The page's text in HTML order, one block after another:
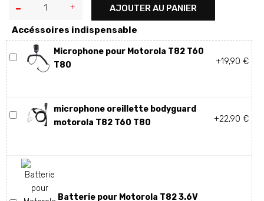
AJOUTER AU PANIER
Accéssoires indispensable
Microphone pour Motorola T82 T60
T80
+19,90 €
microphone oreillette bodyguard
motorola T82 T60 T80
+22,90 €
Batterie pour Motorola T82 3.6V